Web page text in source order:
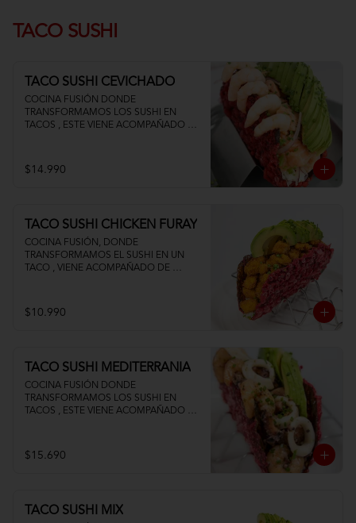
TACO SUSHI
TACO SUSHI CEVICHADO
COCINA FUSIÓN DONDE
TRANSFORMAMOS LOS SUSHI EN
TACOS , ESTE VIENE ACOMPAÑADO DE
$14.990
TACO SUSHI CHICKEN FURAY
COCINA FUSIÓN, DONDE
TRANSFORMAMOS EL SUSHI EN UN
TACO , VIENE ACOMPAÑADO DE
$10.990
TACO SUSHI MEDITERRANIA
COCINA FUSIÓN DONDE
TRANSFORMAMOS LOS SUSHI EN
TACOS , ESTE VIENE ACOMPAÑADO DE
$15.690
TACO SUSHI MIX